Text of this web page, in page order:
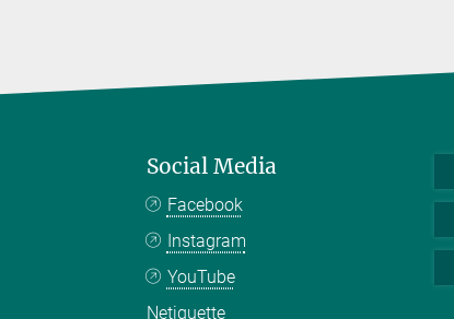
Social Media
Facebook
Instagram
YouTube
Netiquette